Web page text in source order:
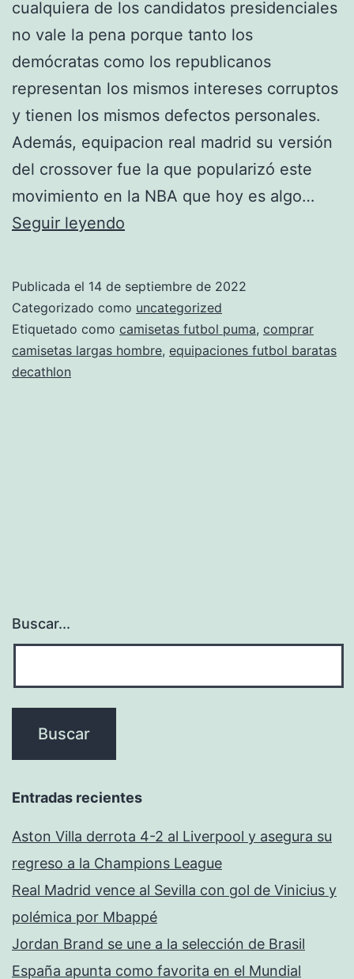
cualquiera de los candidatos presidenciales
no vale la pena porque tanto los
demócratas como los republicanos
representan los mismos intereses corruptos
y tienen los mismos defectos personales.
Además, equipacion real madrid su versión
del crossover fue la que popularizó este
movimiento en la NBA que hoy es algo…
Seguir leyendo
de
futbol
de
Publicada el 14 de septiembre de 2022
Categorizado como uncategorized
Etiquetado como camisetas futbol puma, comprar
camisetas largas hombre, equipaciones futbol baratas
decathlon
Buscar...
Entradas recientes
Aston Villa derrota 4-2 al Liverpool y asegura su
regreso a la Champions League
Real Madrid vence al Sevilla con gol de Vinicius y
polémica por Mbappé
Jordan Brand se une a la selección de Brasil
España apunta como favorita en el Mundial